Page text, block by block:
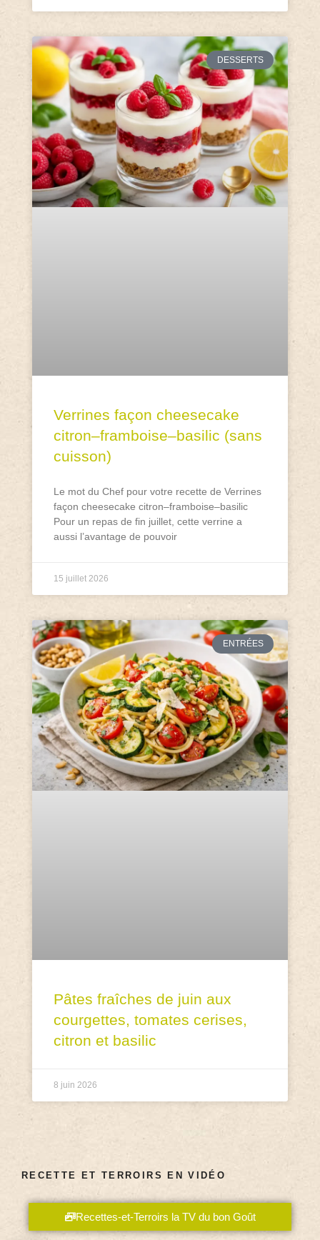
DESSERTS
Verrines façon cheesecake
citron–framboise–basilic (sans
cuisson)
Le mot du Chef pour votre recette de Verrines
façon cheesecake citron–framboise–basilic
Pour un repas de fin juillet, cette verrine a
aussi l’avantage de pouvoir
15 juillet 2026
ENTRÉES
Pâtes fraîches de juin aux
courgettes, tomates cerises,
citron et basilic
8 juin 2026
RECETTE ET TERROIRS EN VIDÉO
Recettes-et-Terroirs la TV du bon Goût